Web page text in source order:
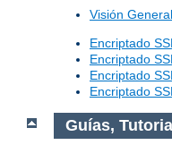
Visión General
Encriptado
Encriptado
Encriptado
Encriptado
Guías,